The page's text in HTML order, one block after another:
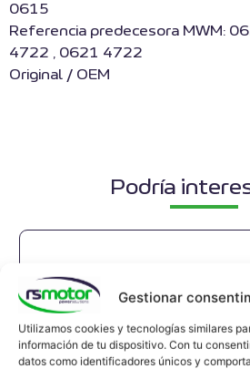
Gestionar
Utilizamos cookies y tecnologías similares
información de tu dispositivo. Con tu
datos como identificadores únicos y
0615
Referencia predecesora MWM:
4722 , 0621 4722
Original / OEM
Podría